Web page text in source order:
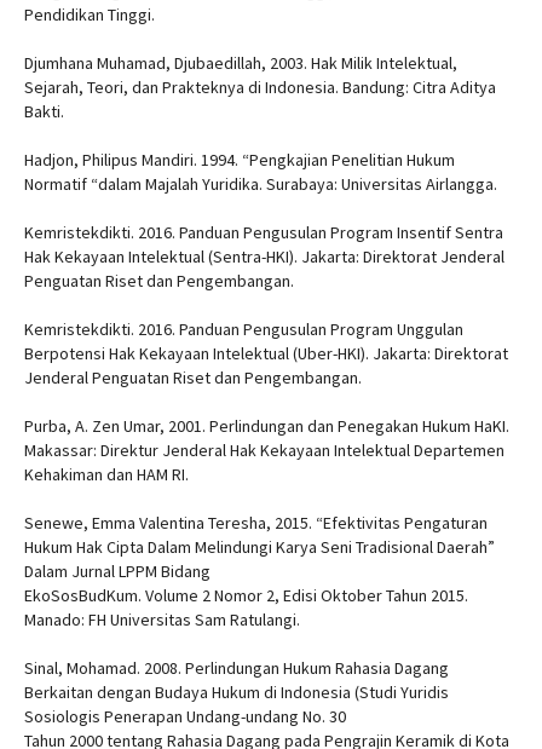
Pendidikan Tinggi.
Djumhana Muhamad, Djubaedillah, 2003. Hak Milik Intelektual,
Sejarah, Teori, dan Prakteknya di Indonesia. Bandung: Citra Aditya
Bakti.
Hadjon, Philipus Mandiri. 1994. “Pengkajian Penelitian Hukum
Normatif “dalam Majalah Yuridika. Surabaya: Universitas Airlangga.
Kemristekdikti. 2016. Panduan Pengusulan Program Insentif Sentra
Hak Kekayaan Intelektual (Sentra-HKI). Jakarta: Direktorat Jenderal
Penguatan Riset dan Pengembangan.
Kemristekdikti. 2016. Panduan Pengusulan Program Unggulan
Berpotensi Hak Kekayaan Intelektual (Uber-HKI). Jakarta: Direktorat
Jenderal Penguatan Riset dan Pengembangan.
Purba, A. Zen Umar, 2001. Perlindungan dan Penegakan Hukum HaKI.
Makassar: Direktur Jenderal Hak Kekayaan Intelektual Departemen
Kehakiman dan HAM RI.
Senewe, Emma Valentina Teresha, 2015. “Efektivitas Pengaturan
Hukum Hak Cipta Dalam Melindungi Karya Seni Tradisional Daerah”
Dalam Jurnal LPPM Bidang
EkoSosBudKum. Volume 2 Nomor 2, Edisi Oktober Tahun 2015.
Manado: FH Universitas Sam Ratulangi.
Sinal, Mohamad. 2008. Perlindungan Hukum Rahasia Dagang
Berkaitan dengan Budaya Hukum di Indonesia (Studi Yuridis
Sosiologis Penerapan Undang-undang No. 30
Tahun 2000 tentang Rahasia Dagang pada Pengrajin Keramik di Kota